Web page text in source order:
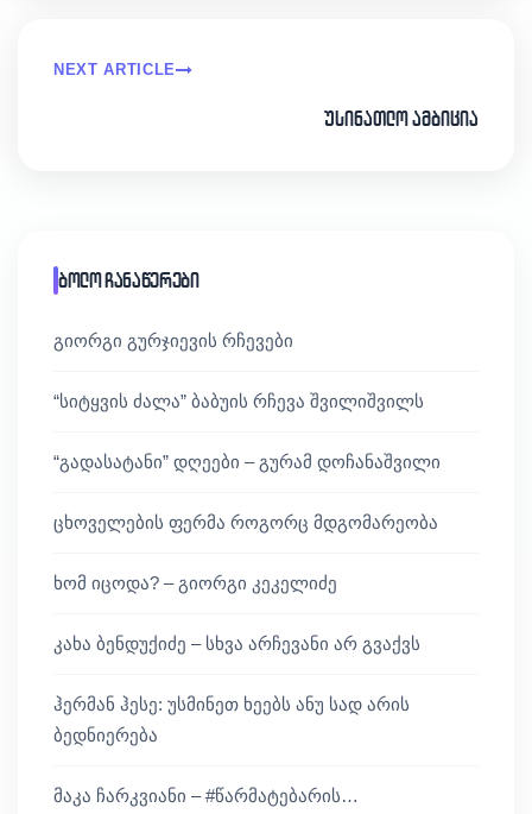
NEXT ARTICLE
უსინათლო ამბიცია
ბოლო ჩანაწერები
გიორგი გურჯიევის რჩევები
“სიტყვის ძალა” ბაბუის რჩევა შვილიშვილს
“გადასატანი” დღეები – გურამ დოჩანაშვილი
ცხოველების ფერმა როგორც მდგომარეობა
ხომ იცოდა? – გიორგი კეკელიძე
კახა ბენდუქიძე – სხვა არჩევანი არ გვაქვს
ჰერმან ჰესე: უსმინეთ ხეებს ანუ სად არის
ბედნიერება
მაკა ჩარკვიანი – #წარმატებარის…